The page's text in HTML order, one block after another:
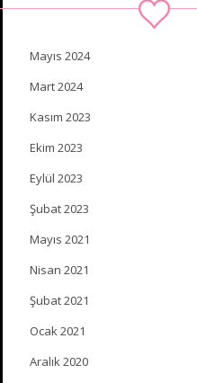
Mayıs 2024
Mart 2024
Kasım 2023
Ekim 2023
Eylül 2023
Şubat 2023
Mayıs 2021
Nisan 2021
Şubat 2021
Ocak 2021
Aralık 2020